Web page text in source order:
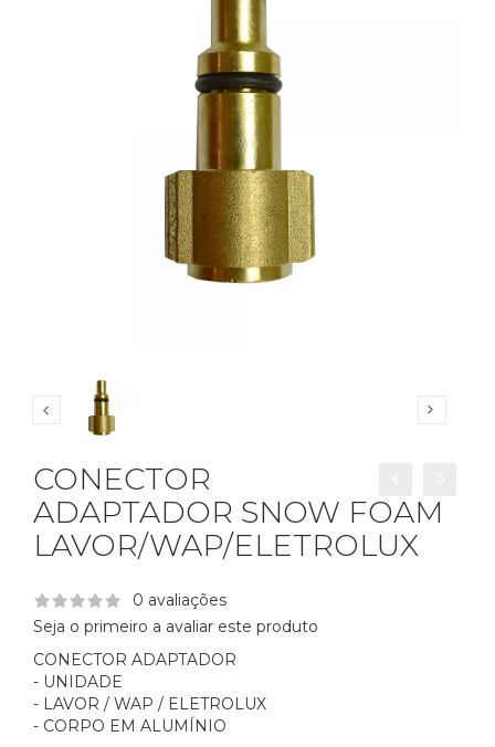
CONECTOR
ADAPTADOR SNOW FOAM
LAVOR/WAP/ELETROLUX
0 avaliações
Seja o primeiro a avaliar este produto
CONECTOR ADAPTADOR
- UNIDADE
- LAVOR / WAP / ELETROLUX
- CORPO EM ALUMÍNIO